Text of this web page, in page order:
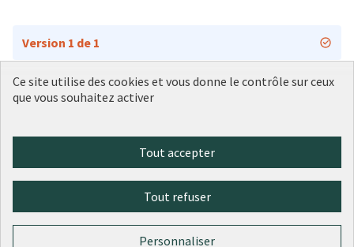
Version 1 de 1
(Lien externe)
(Lien externe)
(Lien externe)
(Lien externe)
(Lien externe)
(Lien externe)Open Source Politics
(Lien externe)
grâce au
Licence
(Lien
Ce site utilise des cookies et vous donne le contrôle sur ceux
que vous souhaitez activer
Tout accepter
Tout refuser
Personnaliser